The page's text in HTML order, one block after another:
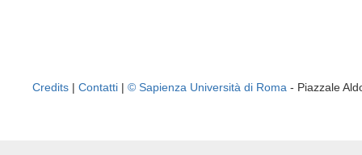
Credits | Contatti | © Sapienza Università di Roma - Piazzale